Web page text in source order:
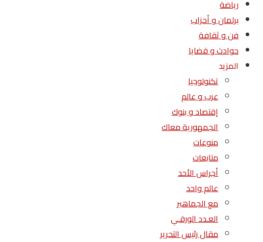
رياضة
برلمان و أحزاب
فن و ثقافة
حوادث و قضايا
المزيد
تكنولوجيا
عرب و عالم
إقتصاد و بنوك
الجمهورية معاك
منوعات
متابعات
أجراس الأحد
عالم واحد
مع الجماهير
العـدد الورقـي
مقال رئيس التحرير